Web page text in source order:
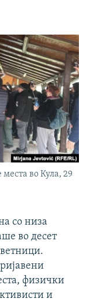
во Кула, 29
со низа
во десет
физички
и